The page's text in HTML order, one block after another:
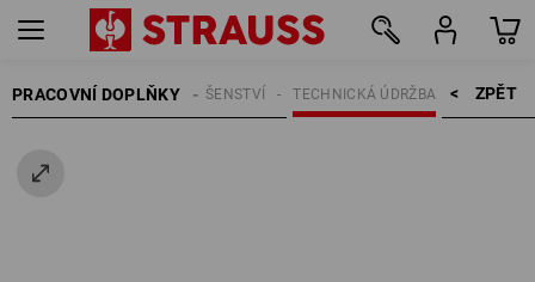
PRACOVNÍ DOPLŇKY ZPĚT    >
TECHNICKÁ ÚDRŽBA
STAVEBNÍ PŘÍSLUŠENSTVÍ